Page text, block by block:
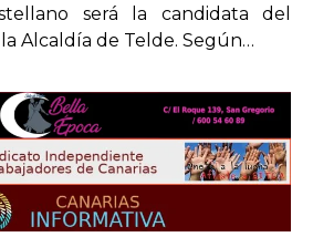
será la candidata del
Alcaldía de Telde. Según…